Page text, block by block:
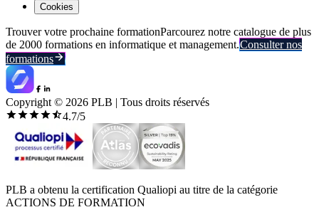
Cookies
Trouver votre prochaine formationParcourez notre catalogue de plus
de 2000 formations en informatique et management.Consulter nos
formations
Copyright © 2026 PLB | Tous droits réservés
4.7/5
PLB a obtenu la certification Qualiopi au titre de la catégorie
ACTIONS DE FORMATION